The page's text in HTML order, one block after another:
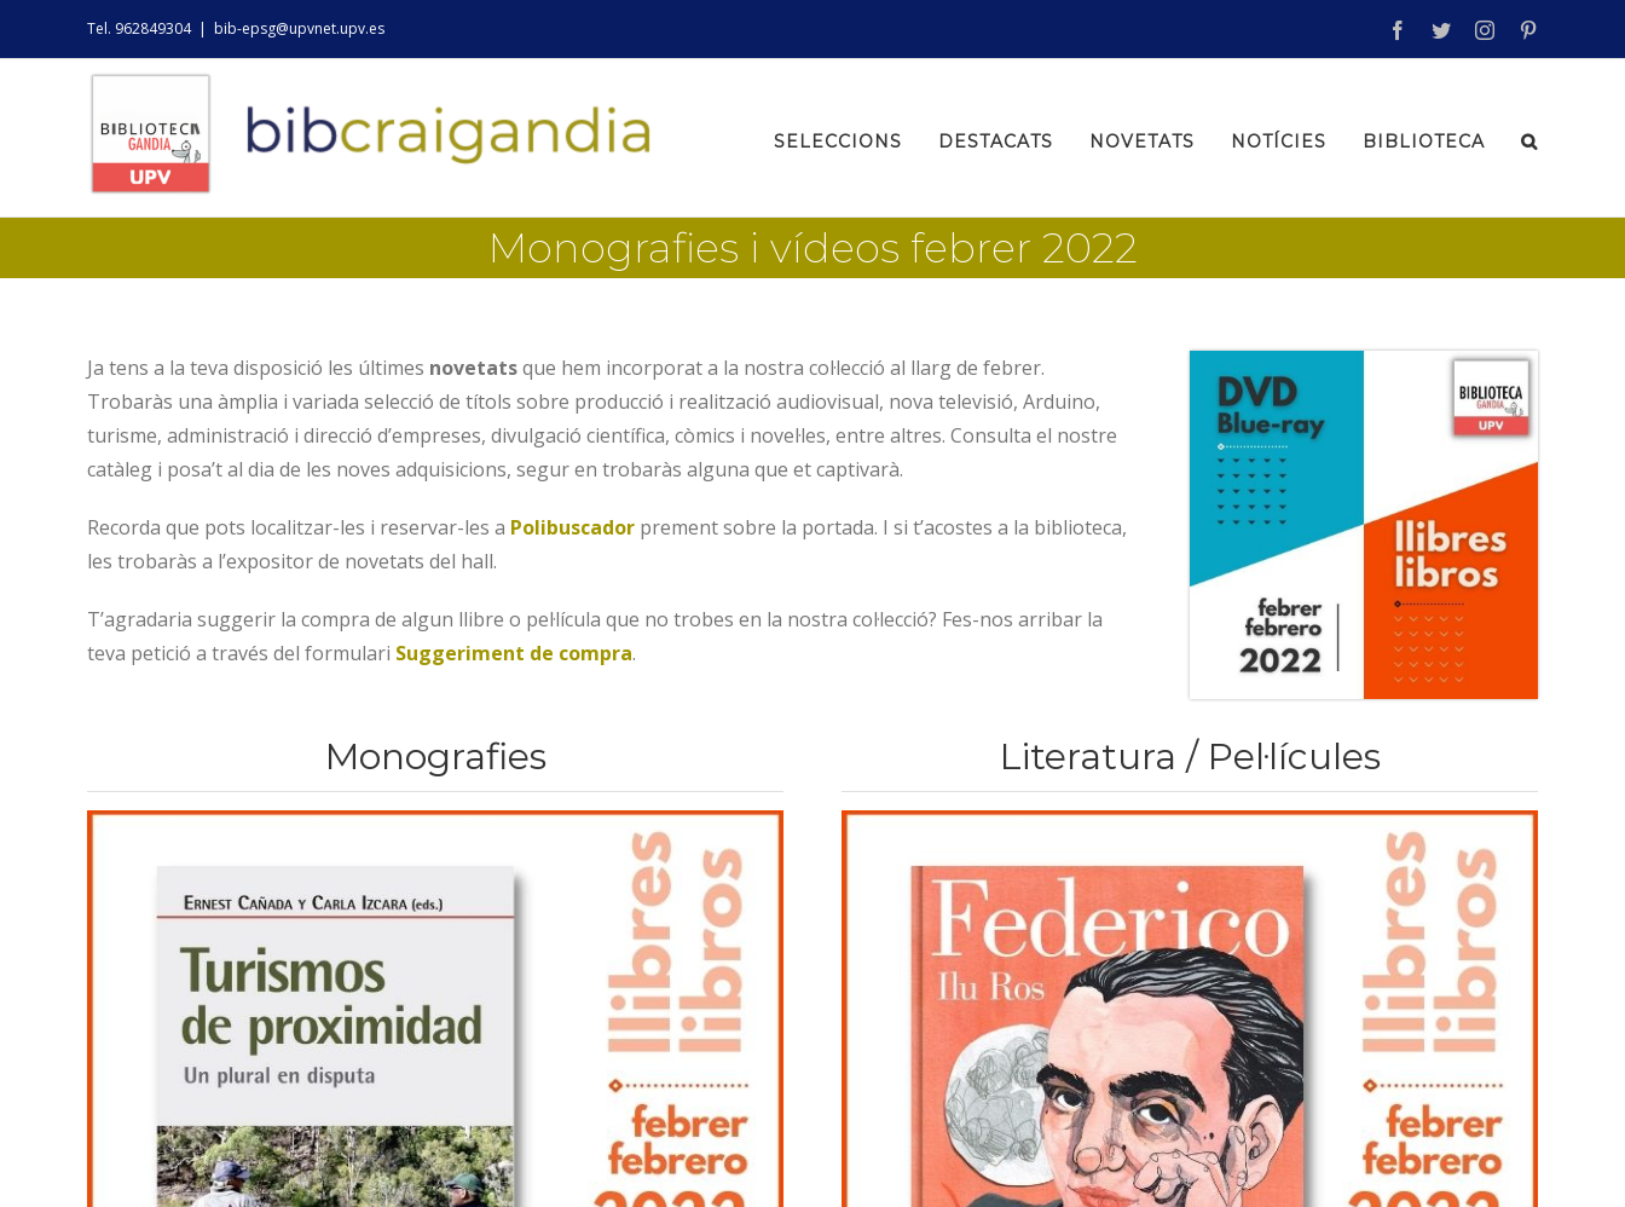
Tel. 962849304 | bib-epsg@upvnet.upv.es facebook
twitterinstagram
Search
SELECCIONS DESTACATS NOVETATS NOTÍCIES BIBLIOTECA
Monografies i vídeos febrer 2022
Ja tens a la teva disposició les últimes novetatsque hem incorporat a la nostra col·lecció al llarg de febrer.
Trobaràs una àmplia i variada selecció de títols sobre producció i realització audiovisual, nova televisió, Arduino,
turisme, administració i direcció d’empreses, divulgació científica, còmics i novel·les, entre altres. Consulta el nostre
catàleg i posa’t al dia de les noves adquisicions, segur en trobaràs alguna que et captivarà.
Recorda que pots localitzar-les i reservar-les a Polibuscador prement sobre la portada. I si t’acostes a la biblioteca,
les trobaràs a l’expositor de novetats del hall.
T’agradaria suggerir la compra de algun llibre o pel·lícula que no trobes en la nostra col·lecció? Fes-nos arribar la
teva petició a través del formulari Suggeriment de compra.
Monografies Literatura / Pel·lícules